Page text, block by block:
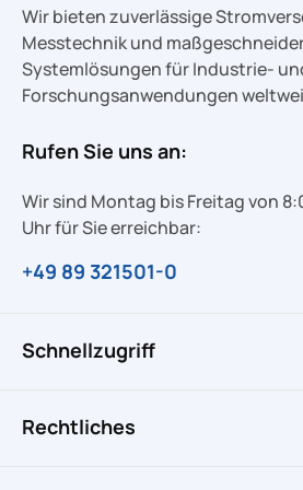
Wir bieten zuverlässige
Messtechnik und
Systemlösungen für Industrie-
Forschungsanwendungen
Rufen Sie uns an:
Wir sind Montag bis Freitag von
Uhr für Sie erreichbar:
+49 89 321501-0
Schnellzugriff
Rechtliches